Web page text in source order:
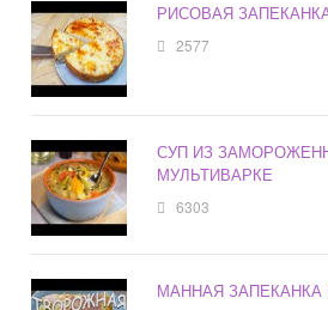
РИСОВАЯ
2577
СУП ИЗ
МУЛЬТИВАРКЕ
6303
МАННАЯ ЗАПЕКАНКА